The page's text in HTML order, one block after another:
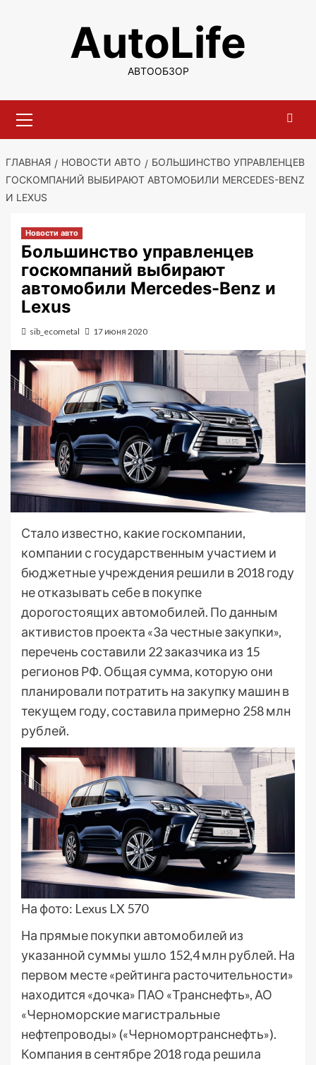
содержимомуAutoLife
АВТООБЗОР
меню
ГЛАВНАЯ НОВОСТИ АВТО
БОЛЬШИНСТВО УПРАВЛЕНЦЕВ
ГОСКОМПАНИЙ ВЫБИРАЮТ АВТОМОБИЛИ MERCEDES-BENZ
И LEXUS
Новости авто
Большинство управленцев
госкомпаний выбирают
автомобили Mercedes-Benz и
Lexus
sib_ecometal 17 июня 2020
Стало известно, какие госкомпании,
компании с государственным участием и
бюджетные учреждения решили в 2018 году
не отказывать себе в покупке
дорогостоящих автомобилей. По данным
активистов проекта «За честные закупки»,
перечень составили 22 заказчика из 15
регионов РФ. Общая сумма, которую они
планировали потратить на закупку машин в
текущем году, составила примерно 258 млн
рублей.
На фото: Lexus LX 570
На прямые покупки автомобилей из
указанной суммы ушло 152,4 млн рублей. На
первом месте «рейтинга расточительности»
находится «дочка» ПАО «Транснефть», АО
«Черноморские магистральные
нефтепроводы» («Черномортранснефть»).
Компания в сентябре 2018 года решила